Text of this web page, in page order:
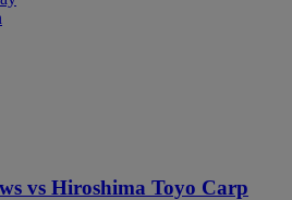
vs Hiroshima Toyo Carp